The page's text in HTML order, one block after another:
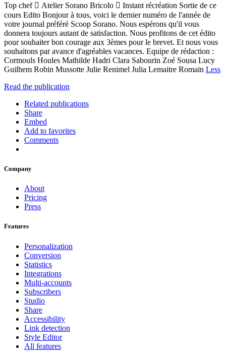
Top chef  Atelier Sorano Bricolo  Instant récréation Sortie de ce
cours Edito Bonjour à tous, voici le dernier numéro de l'année de
votre journal préféré Scoop Sorano. Nous espérons qu'il vous
donnera toujours autant de satisfaction. Nous profitons de cet édito
pour souhaiter bon courage aux 3èmes pour le brevet. Et nous vous
souhaitons par avance d'agréables vacances. Equipe de rédaction :
Cormouls Houles Mathilde Hadri Clara Sabourin Zoé Sousa Lucy
Guilhem Robin Mussotte Julie Renimel Julia Lemaitre Romain Less
Read the publication
Related publications
Share
Embed
Add to favorites
Comments
Company
About
Pricing
Press
Features
Personalization
Conversion
Statistics
Integrations
Multi-accounts
Subscribers
Studio
Share
Accessibility
Link detection
Style Editor
All features